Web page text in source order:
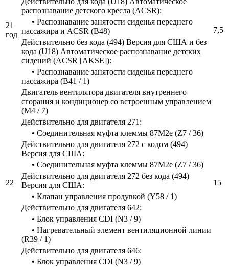
21
год
7,5
распознавание детского кресла (ACSR):
• Распознавание занятости сиденья переднего
пассажира и ACSR (B48)
Действительно без кода (494) Версия для США и без
кода (U18) Автоматическое распознавание детских
сидений (ACSR [AKSE]):
• Распознавание занятости сиденья переднего
пассажира (B41 / 1)
22
Двигатель вентилятора двигателя внутреннего
сгорания и кондиционер со встроенным управлением
(M4 / 7)
15
Действительно для двигателя 271:
• Соединительная муфта клеммы 87M2e (Z7 / 36)
Действительно для двигателя 272 с кодом (494)
Версия для США:
• Соединительная муфта клеммы 87M2e (Z7 / 36)
Действительно для двигателя 272 без кода (494)
Версия для США:
• Клапан управления продувкой (Y58 / 1)
Действительно для двигателя 642:
• Блок управления CDI (N3 / 9)
• Нагревательный элемент вентиляционной линии
(R39 / 1)
Действительно для двигателя 646:
• Блок управления CDI (N3 / 9)